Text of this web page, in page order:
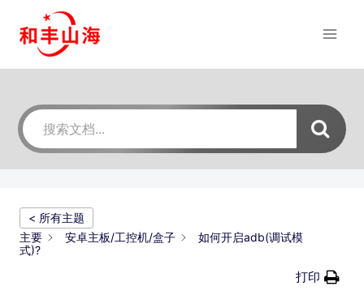
< 所有主题
主要
安卓主板/工控机/盒子
如何开启adb(调试模
式)?
打印